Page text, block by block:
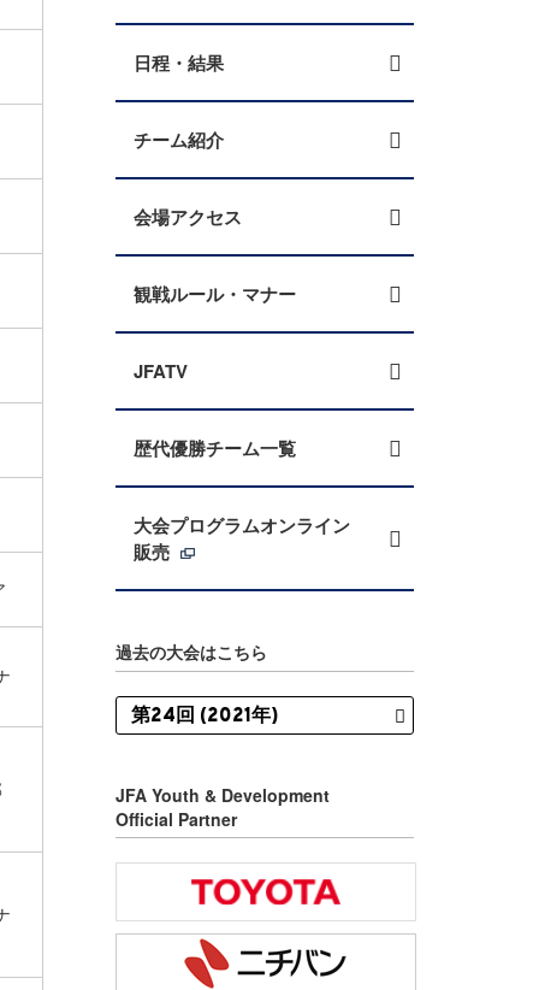
日程・結果
チーム紹介
会場アクセス
観戦ルール・マナー
JFATV
歴代優勝チーム一覧
大会プログラムオンライン
販売
過去の大会はこちら
JFA Youth & Development
Official Partner